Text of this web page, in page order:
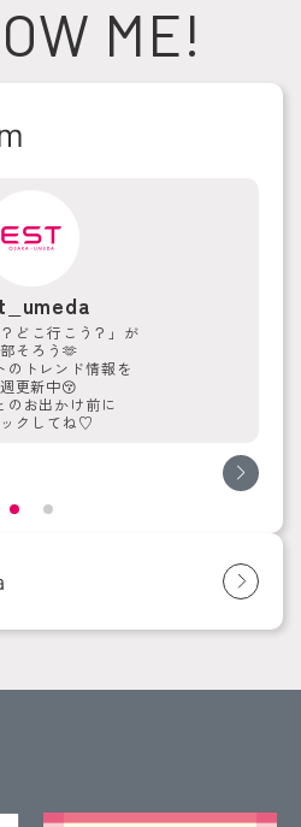
ME!
？どこ行こう？」が
そろう🫶
のトレンド情報を
更新中😚
のお出かけ前に
クしてね♡